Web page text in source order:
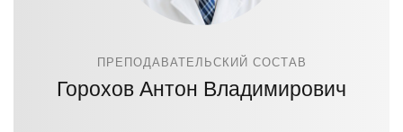
ПРЕПОДАВАТЕЛЬСКИЙ СОСТАВ
Горохов Антон Владимирович